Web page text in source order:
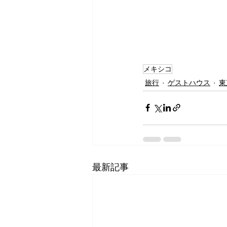
メキシコ
旅行
ゲストハウス
最新記事